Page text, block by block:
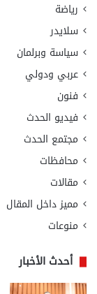
رياضة
سلايدر
سياسة وبرلمان
عربي ودولي
فنون
فيديو الحدث
مجتمع الحدث
محافظات
مقالات
مميز داخل المقال
منوعات
أحدث الأخبار